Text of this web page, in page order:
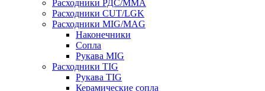
Расходники РДС/MMA
Расходники CUT/LGK
Расходники MIG/MAG
Наконечники
Сопла
Рукава MIG
Расходники TIG
Рукава TIG
Керамические сопла